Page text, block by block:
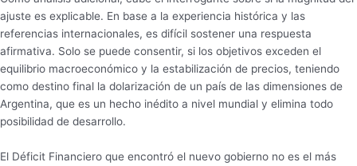
ajuste es explicable. En base a la experiencia histórica y las
referencias internacionales, es difícil sostener una respuesta
afirmativa. Solo se puede consentir, si los objetivos exceden el
equilibrio macroeconómico y la estabilización de precios, teniendo
como destino final la dolarización de un país de las dimensiones de
Argentina, que es un hecho inédito a nivel mundial y elimina todo
posibilidad de desarrollo.
El Déficit Financiero que encontró el nuevo gobierno no es el más